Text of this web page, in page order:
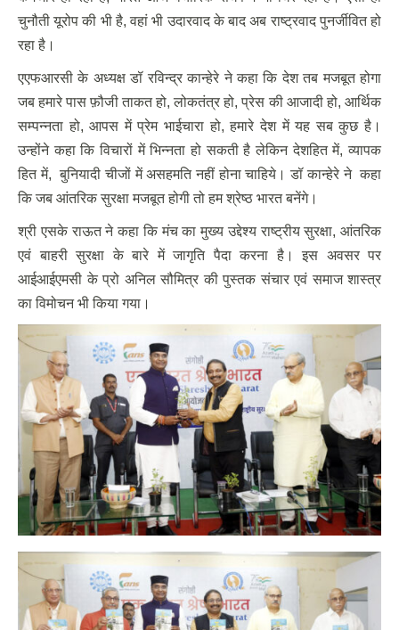
चुनौती यूरोप की भी है, वहां भी उदारवाद के बाद अब राष्ट्रवाद पुनर्जीवित हो
रहा है।
एएफआरसी के अध्यक्ष डॉ रविन्द्र कान्हेरे ने कहा कि देश तब मजबूत होगा
जब हमारे पास फ़ौजी ताकत हो, लोकतंत्र हो, प्रेस की आजादी हो, आर्थिक
सम्पन्नता हो, आपस में प्रेम भाईचारा हो, हमारे देश में यह सब कुछ है।
उन्होंने कहा कि विचारों में भिन्नता हो सकती है लेकिन देशहित में, व्यापक
हित में, बुनियादी चीजों में असहमति नहीं होना चाहिये। डॉ कान्हेरे ने कहा
कि जब आंतरिक सुरक्षा मजबूत होगी तो हम श्रेष्ठ भारत बनेंगे।
श्री एसके राऊत ने कहा कि मंच का मुख्य उद्देश्य राष्ट्रीय सुरक्षा, आंतरिक
एवं बाहरी सुरक्षा के बारे में जागृति पैदा करना है। इस अवसर पर
आईआईएमसी के प्रो अनिल सौमित्र की पुस्तक संचार एवं समाज शास्त्र
का विमोचन भी किया गया।